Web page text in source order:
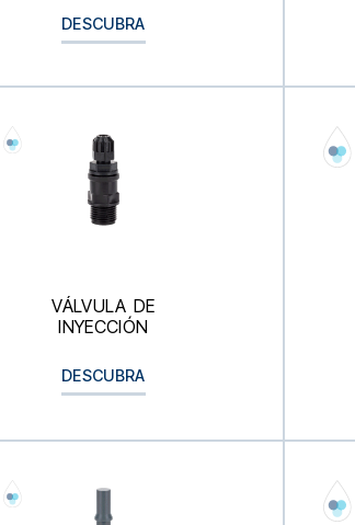
DESCUBRA
VÁLVULA DE
INYECCIÓN
DESCUBRA